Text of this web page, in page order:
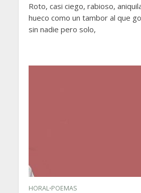
Roto, casi ciego, rabioso,
hueco como un tambor al que
sin nadie pero solo,
HORAL•POEMAS